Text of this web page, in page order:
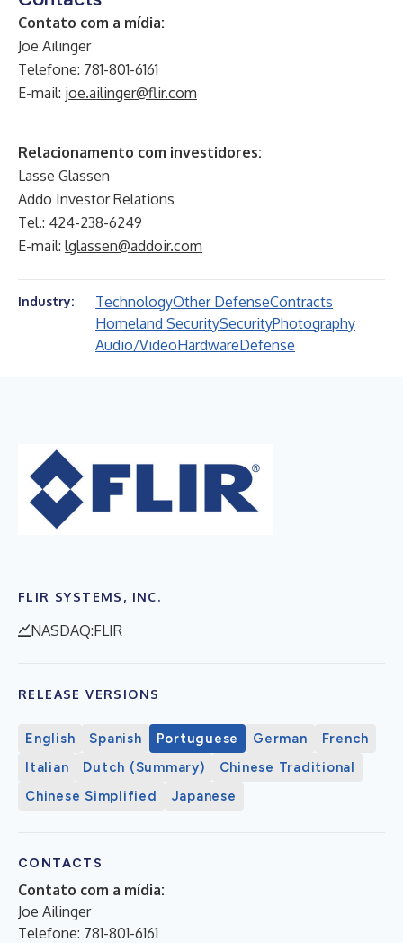
Contato com a mídia:
Joe Ailinger
Telefone: 781-801-6161
E-mail: joe.ailinger@flir.com
Relacionamento com investidores:
Lasse Glassen
Addo Investor Relations
Tel.: 424-238-6249
E-mail: lglassen@addoir.com
Industry: TechnologyOther DefenseContracts
Homeland SecuritySecurityPhotography
Audio/VideoHardwareDefense
FLIR SYSTEMS, INC.
NASDAQ:FLIR
RELEASE VERSIONS
English Spanish Portuguese German
French
Italian
Dutch (Summary)
Chinese Traditional
Chinese Simplified
Japanese
CONTACTS
Contato com a mídia:
Joe Ailinger
Telefone: 781-801-6161